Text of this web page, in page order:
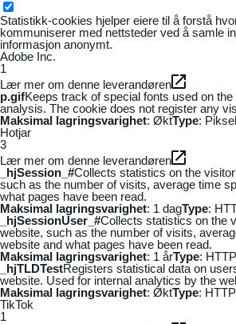
Statistikk-cookies hjelper eiere til å forstå
kommuniserer med nettsteder ved å samle
informasjon anonymt.
Adobe Inc.
1
Lær mer om denne leverandøren
p.gifKeeps track of special fonts used on
analysis. The cookie does not register any
Maksimal lagringsvarighet: ØktType:
Hotjar
3
Lær mer om denne leverandøren
_hjSession_#Collects statistics on the
such as the number of visits, average time
what pages have been read.
Maksimal lagringsvarighet: 1 dagType:
_hjSessionUser_#Collects statistics on the
website, such as the number of visits,
website and what pages have been read.
Maksimal lagringsvarighet: 1 årType:
_hjTLDTestRegisters statistical data on
website. Used for internal analytics by the
Maksimal lagringsvarighet: ØktType:
TikTok
1